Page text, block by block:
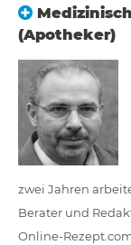
(Apotheker)
zwei Jahren
Berater und
Online-